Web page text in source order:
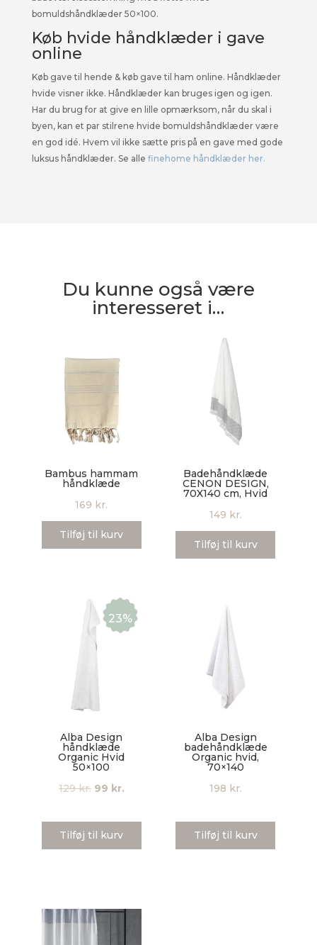
bomuldshåndklæder 50×100.
Køb hvide håndklæder i gave
online
Køb gave til hende & køb gave til ham online. Håndklæder
hvide visner ikke. Håndklæder kan bruges igen og igen.
Har du brug for at give en lille opmærksom, når du skal i
byen, kan et par stilrene hvide bomuldshåndklæder være
en god idé. Hvem vil ikke sætte pris på en gave med gode
luksus håndklæder. Se alle finehome håndklæder her.
Du kunne også være
interesseret i…
Bambus hammam
håndklæde
169 kr.
Tilføj til kurv
Badehåndklæde
CENON DESIGN,
70X140 cm, Hvid
149 kr.
Tilføj til kurv
23%
Alba Design
håndklæde
Organic Hvid
50×100
129kr. Den
pris
var:
99 kr.Den
pris
Tilføj til kurv
Alba Design
badehåndklæde
Organic hvid,
70×140
198 kr.
Tilføj til kurv